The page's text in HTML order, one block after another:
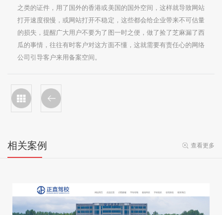
之类的证件，用了国外的香港或美国的国外空间，这样就导致网站
打开速度很慢，或网站打开不稳定，这些都会给企业带来不可估量
的损失，提醒广大用户不要为了图一时之便，做了捡了芝麻漏了西
瓜的事情，往往有时客户对这方面不懂，这就需要有责任心的网络
公司引导客户来用备案空间。
相关案例 查看更多